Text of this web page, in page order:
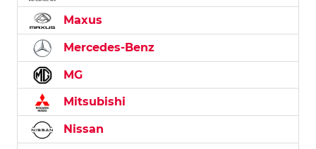
Maxus
Mercedes-Benz
MG
Mitsubishi
Nissan